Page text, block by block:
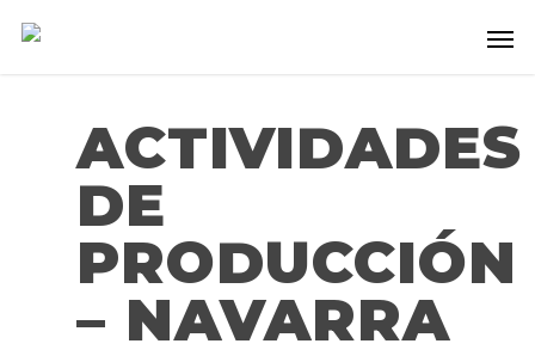
ACTIVIDADES
DE
PRODUCCIÓN
– NAVARRA